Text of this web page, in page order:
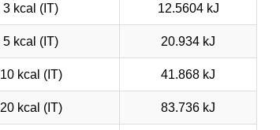
3 kcal (IT) 12.5604 kJ
5 kcal (IT) 20.934 kJ
10 kcal (IT) 41.868 kJ
20 kcal (IT) 83.736 kJ